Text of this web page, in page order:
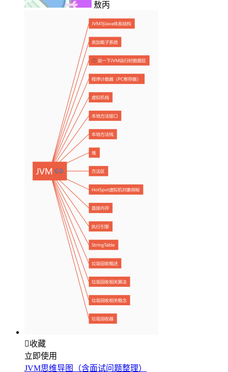
敖丙
收藏
立即使用
JVM思维导图（含面试问题整理）